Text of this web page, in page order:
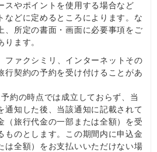
スやポイントを使用する場合など
などに定めるところによります。な
、所定の書面・画面に必要事項をご
ます。
ファクシミリ、インターネットその
行契約の予約を受け付けることがあ
約の時点では成立しておらず、当
通知した後、当該通知に記載されて
（旅行代金の一部または全額）を受
ものとします。この期間内に申込金
は全額）をお支払いいただけない場